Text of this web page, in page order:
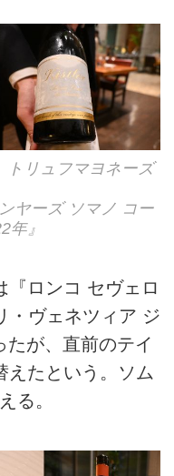
トリュフマヨネーズ
ヤーズ ソマノ コー
年』
『ロンコ セヴェロ
・ヴェネツィア ジ
たが、直前のテイ
えたという。ソム
る。